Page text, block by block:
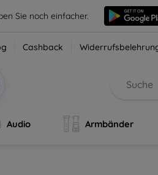
Sie noch einfacher.
Cashback
Audio Armbänder